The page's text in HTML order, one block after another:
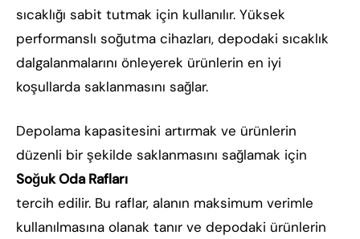
sıcaklığı sabit tutmak için kullanılır. Yüksek
performanslı soğutma cihazları, depodaki sıcaklık
dalgalanmalarını önleyerek ürünlerin en iyi
koşullarda saklanmasını sağlar.
Depolama kapasitesini artırmak ve ürünlerin
düzenli bir şekilde saklanmasını sağlamak için
Soğuk Oda Rafları
tercih edilir. Bu raflar, alanın maksimum verimle
kullanılmasına olanak tanır ve depodaki ürünlerin